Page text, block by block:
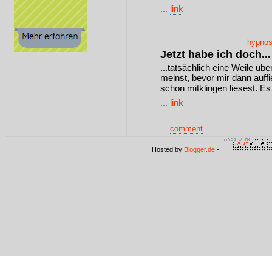
... link
Jetzt habe ich doch...
...tatsächlich eine Weile
meinst, bevor mir dann
schon mitklingen liesest.
... link
... comment
Hosted by Blogger.de -